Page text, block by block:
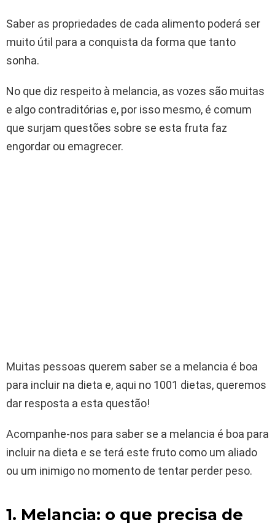
Saber as propriedades de cada alimento poderá ser
muito útil para a conquista da forma que tanto
sonha.
No que diz respeito à melancia, as vozes são muitas
e algo contraditórias e, por isso mesmo, é comum
que surjam questões sobre se esta fruta faz
engordar ou emagrecer.
Muitas pessoas querem saber se a melancia é boa
para incluir na dieta e, aqui no 1001 dietas, queremos
dar resposta a esta questão!
Acompanhe-nos para saber se a melancia é boa para
incluir na dieta e se terá este fruto como um aliado
ou um inimigo no momento de tentar perder peso.
1. Melancia: o que precisa de